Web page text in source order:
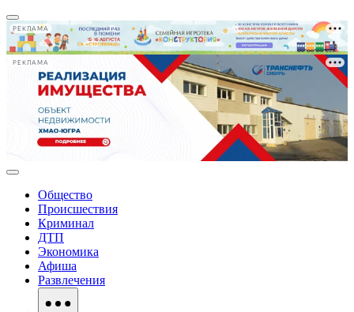
РЕКЛАМА
РЕКЛАМА
Общество
Происшествия
Криминал
ДТП
Экономика
Афиша
Развлечения